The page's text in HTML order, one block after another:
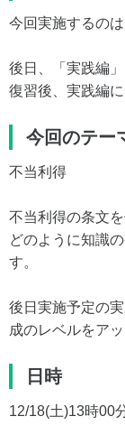
今回実施するの
後日、「実践編
復習後、実践編
今回のテー
不当利得
不当利得の条文
どのように知識
す。
後日実施予定の
成のレベルをア
日時
12/18(土)13時00